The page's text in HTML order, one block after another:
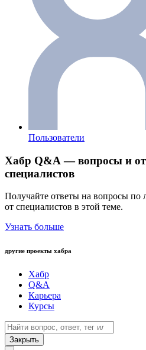
Пользователи
Хабр Q&A — вопросы и
специалистов
Получайте ответы на вопросы по
от специалистов в этой теме.
Узнать больше
другие проекты хабра
Хабр
Q&A
Карьера
Курсы
Закрыть